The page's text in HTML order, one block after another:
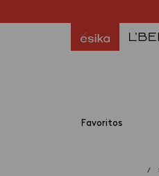
Favoritos
/